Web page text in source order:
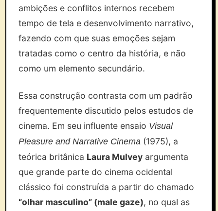
ambições e conflitos internos recebem
tempo de tela e desenvolvimento narrativo,
fazendo com que suas emoções sejam
tratadas como o centro da história, e não
como um elemento secundário.
Essa construção contrasta com um padrão
frequentemente discutido pelos estudos de
cinema. Em seu influente ensaio Visual
Pleasure and Narrative Cinema (1975), a
teórica britânica Laura Mulvey argumenta
que grande parte do cinema ocidental
clássico foi construída a partir do chamado
“olhar masculino” (male gaze), no qual as